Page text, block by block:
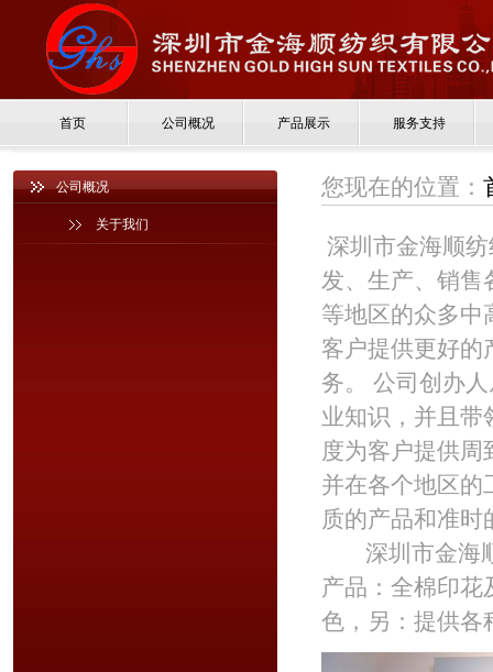
首页 公司概况 产品展示 服务支持
公司概况
关于我们
您现在的位置：
深圳市金海顺
发、生产、销售
等地区的众多中
客户提供更好的
务。 公司创办
业知识，并且带
度为客户提供周
并在各个地区的
质的产品和准时
深圳市金海顺
产品：全棉印花
色，另：提供各